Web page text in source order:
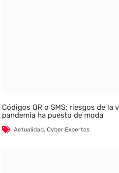
Códigos QR o SMS: riesgos de la
pandemia ha puesto de moda
Actualidad,Cyber Expertos